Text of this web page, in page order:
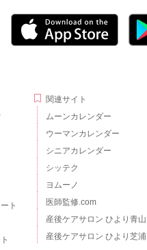
ト
関連サイト
ムーンカレンダー
ウーマンカレンダー
シニアカレンダー
シッテク
ヨムーノ
医師監修.com
産後ケアサロン ひより青山
産後ケアサロン ひより芝浦